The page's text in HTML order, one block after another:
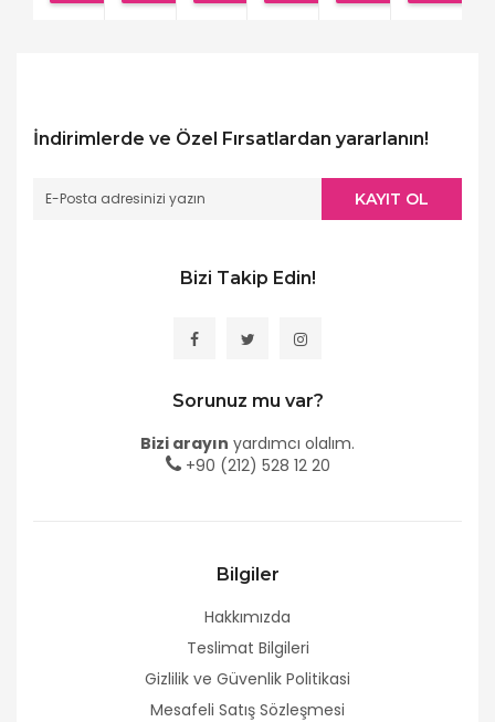
İndirimlerde ve Özel Fırsatlardan yararlanın!
KAYIT OL
Bizi Takip Edin!
Sorunuz mu var?
Bizi arayın yardımcı olalım.
+90 (212) 528 12 20
Bilgiler
Hakkımızda
Teslimat Bilgileri
Gizlilik ve Güvenlik Politikasi
Mesafeli Satış Sözleşmesi